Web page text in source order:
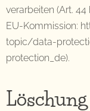
verarbeiten (Art.
EU-Kommission:
topic/data-
protection_de).